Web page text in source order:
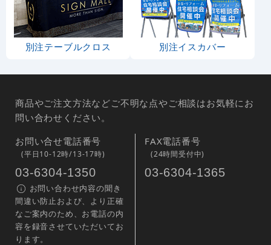
別注テーブルクロス 別注イスカバー
商品やご注文方法などご不明な点やご相談はお気軽にお
問い合わせください。
お問い合せ電話番号
(平日10-12時/13-17時)
03-6304-1350
お問い合わせ内容の聞き
間違い防止および、より正確
なご案内のため、お電話の内
容を録音させていただいてお
ります。
FAX電話番号
(24時間受付中)
03-6304-1365